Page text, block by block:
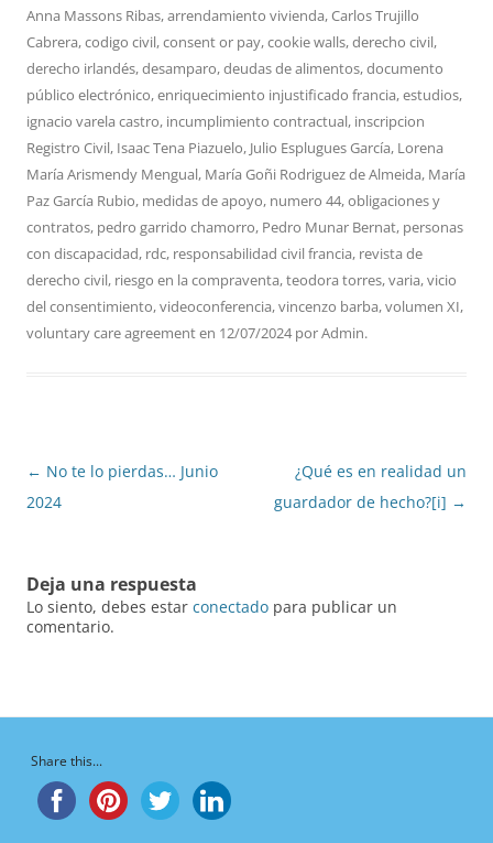
Anna Massons Ribas,arrendamiento vivienda,Carlos Trujillo
Cabrera,codigo civil,consent or pay,cookie walls,derecho civil,
derecho irlandés,desamparo,deudas de alimentos,documento
público electrónico,enriquecimiento injustificado francia,estudios,
ignacio varela castro, incumplimiento contractual, inscripcion
Registro Civil, Isaac Tena Piazuelo, Julio Esplugues García, Lorena
María Arismendy Mengual, María Goñi Rodriguez de Almeida, María
Paz García Rubio, medidas de apoyo, numero 44,obligaciones y
contratos, pedro garrido chamorro, Pedro Munar Bernat, personas
con discapacidad, rdc, responsabilidad civil francia, revista de
derecho civil, riesgo en la compraventa,teodora torres,varia,vicio
del consentimiento,videoconferencia,vincenzo barba,volumen XI,
voluntary care agreementen 12/07/2024porAdmin.
Navegación
de
← No te lo pierdas… Junio
2024
¿Qué es en realidad un
guardador de hecho?[i] →
Deja una respuesta
Lo siento, debes estar conectado para publicar un
comentario.
Share this...